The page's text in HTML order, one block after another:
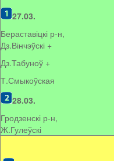
27.03.
Бераставіцкі р-н,
Дз.Вінчэўскі +
Дз.Табуноў +
Т.Смыкоўская
28.03.
Гродзенскі р-н,
Ж.Гулеўскі